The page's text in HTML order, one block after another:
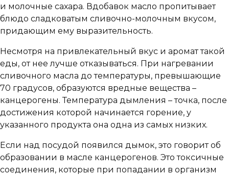
и молочные сахара. Вдобавок масло пропитывает
блюдо сладковатым сливочно-молочным вкусом,
придающим ему выразительность.
Несмотря на привлекательный вкус и аромат такой
еды, от нее лучше отказываться. При нагревании
сливочного масла до температуры, превышающие
70 градусов, образуются вредные вещества –
канцерогены. Температура дымления – точка, после
достижения которой начинается горение, у
указанного продукта она одна из самых низких.
Если над посудой появился дымок, это говорит об
образовании в масле канцерогенов. Это токсичные
соединения, которые при попадании в организм